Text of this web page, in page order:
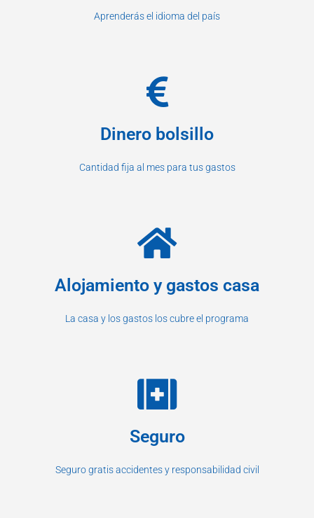
Aprenderás el idioma del país
Dinero bolsillo
Cantidad fija al mes para tus gastos
Alojamiento y gastos casa
La casa y los gastos los cubre el programa
Seguro
Seguro gratis accidentes y responsabilidad civil